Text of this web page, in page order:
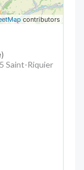
contributors
Saint-Riquier